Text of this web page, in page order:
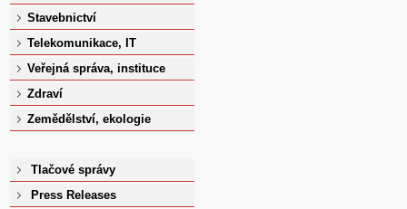
Stavebnictví
Telekomunikace, IT
Veřejná správa, instituce
Zdraví
Zemědělství, ekologie
Tlačové správy
Press Releases